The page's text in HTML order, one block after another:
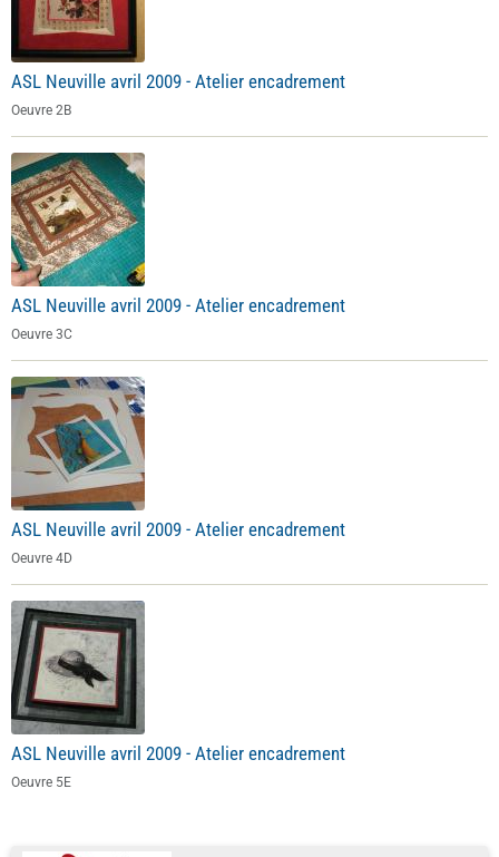
ASL Neuville avril 2009 - Atelier encadrement
Oeuvre 2B
ASL Neuville avril 2009 - Atelier encadrement
Oeuvre 3C
ASL Neuville avril 2009 - Atelier encadrement
Oeuvre 4D
ASL Neuville avril 2009 - Atelier encadrement
Oeuvre 5E